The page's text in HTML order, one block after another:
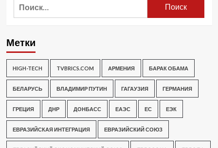
Метки
HIGH-TECH TVBRICS.COM АРМЕНИЯ БАРАК ОБАМА
БЕЛАРУСЬ ВЛАДИМИР ПУТИН ГАГАУЗИЯ ГЕРМАНИЯ
ГРЕЦИЯ ДНР ДОНБАСС ЕАЭС ЕС ЕЭК
ЕВРАЗИЙСКАЯ ИНТЕГРАЦИЯ ЕВРАЗИЙСКИЙ СОЮЗ